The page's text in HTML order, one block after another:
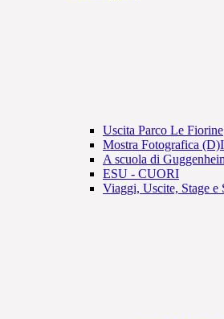
Uscita Parco Le Fiorine
Mostra Fotografica
A scuola di
ESU - CUORI
Viaggi, Uscite, Stage e